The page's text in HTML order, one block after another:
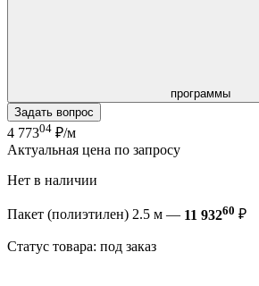
программы
Задать вопрос
4 77304 ₽/м
Актуальная цена по запросу
Нет в наличии
Пакет (полиэтилен) 2.5 м — 11 93260 ₽
Статус товара: под заказ